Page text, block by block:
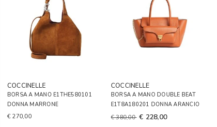
COCCINELLE
BORSA A MANO E1THE580101
DONNA MARRONE
€ 270,00
COCCINELLE
BORSA A MANO DOUBLE BEAT
E1T8A180201 DONNA ARANCIO
€ 380,00 € 228,00